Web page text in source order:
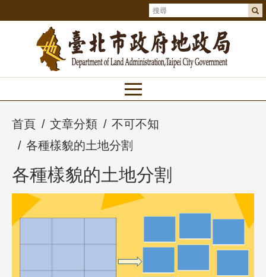
首頁 文章分類
不可不知
各種樣貌的土地分割
各種樣貌的土地分割